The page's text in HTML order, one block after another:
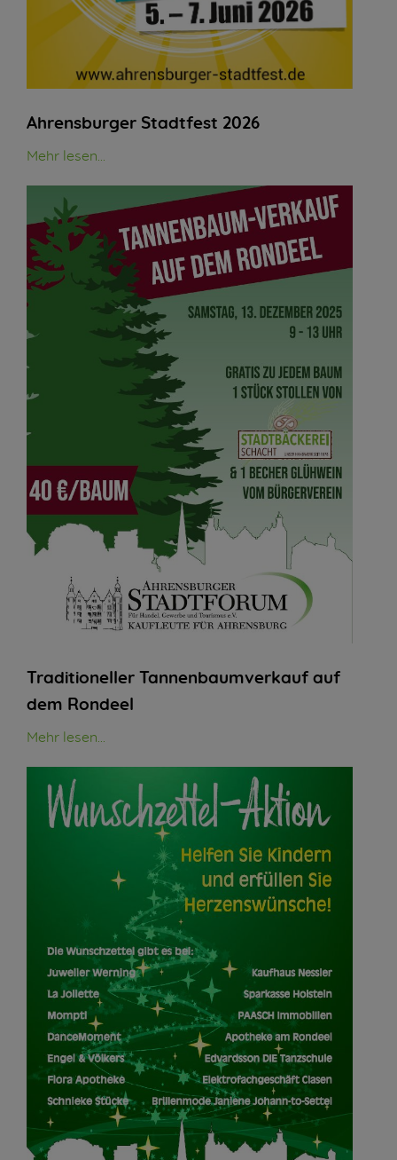
Ahrensburger Stadtfest 2026
Mehr lesen...
Traditioneller Tannenbaumverkauf auf
dem Rondeel
Mehr lesen...